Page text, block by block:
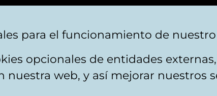
para el funcionamiento de
opcionales de entidades
web, y así mejorar nuestros